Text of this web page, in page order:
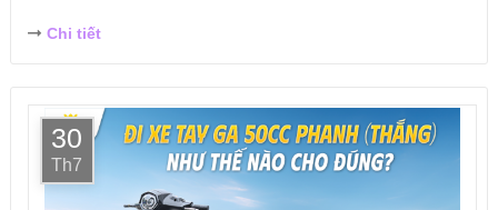
Chi tiết
30
Th7